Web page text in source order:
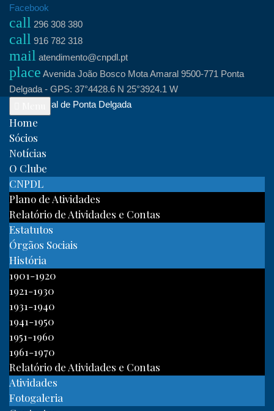
Skip
content
Facebook
call 296 308 380
call 916 782 318
mail atendimento@cnpdl.pt
place Avenida João Bosco Mota Amaral 9500-771 Ponta
Delgada - GPS: 37°4428.6 N 25°3924.1 W
Clube Naval de Ponta Delgada
Home
Sócios
Notícias
O Clube
CNPDL
Plano de Atividades
Relatório de Atividades e Contas
Estatutos
Órgãos Sociais
História
1901-1920
1921-1930
1931-1940
1941-1950
1951-1960
1961-1970
Relatório de Atividades e Contas
Atividades
Fotogaleria